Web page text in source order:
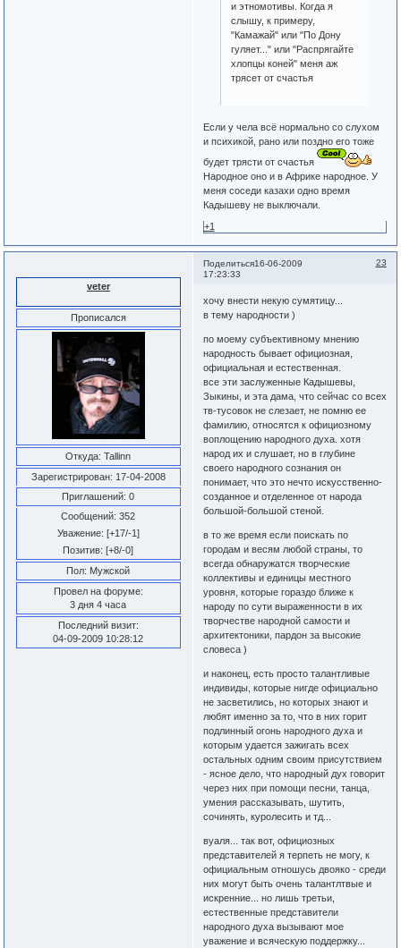
и этномотивы. Когда я
слышу, к примеру,
"Камажай" или "По Дону
гуляет..." или "Распрягайте
хлопцы коней" меня аж
трясет от счастья
Если у чела всё нормально со слухом
и психикой, рано или поздно его тоже
будет трясти от счастья
Народное оно и в Африке народное. У
меня соседи казахи одно время
Кадышеву не выключали.
+1
Поделиться 23
16-06-2009
17:23:33
veter
Прописался
Откуда: Tallinn
Зарегистрирован: 17-04-2008
Приглашений: 0
Сообщений: 352
Уважение: [+17/-1]
Позитив: [+8/-0]
Пол: Мужской
Провел на форуме:
3 дня 4 часа
Последний визит:
04-09-2009 10:28:12
хочу внести некую сумятицу...
в тему народности )
по моему субъективному мнению
народность бывает официозная,
официальная и естественная.
все эти заслуженные Кадышевы,
Зыкины, и эта дама, что сейчас со всех
тв-тусовок не слезает, не помню ее
фамилию, относятся к официозному
воплощению народного духа. хотя
народ их и слушает, но в глубине
своего народного сознания он
понимает, что это нечто искусственно-
созданное и отделенное от народа
большой-большой стеной.
в то же время если поискать по
городам и весям любой страны, то
всегда обнаружатся творческие
коллективы и единицы местного
уровня, которые гораздо ближе к
народу по сути выраженности в их
творчестве народной самости и
архитектоники, пардон за высокие
словеса )
и наконец, есть просто талантливые
индивиды, которые нигде официально
не засветились, но которых знают и
любят именно за то, что в них горит
подлинный огонь народного духа и
которым удается зажигать всех
остальных одним своим присутствием
- ясное дело, что народный дух говорит
через них при помощи песни, танца,
умения рассказывать, шутить,
сочинять, куролесить и тд...
вуаля... так вот, официозных
представителей я терпеть не могу, к
официальным отношусь двояко - среди
них могут быть очень талантлтвые и
искренние... но лишь третьи,
естественные представители
народного духа вызывают мое
уважение и всяческую поддержку...